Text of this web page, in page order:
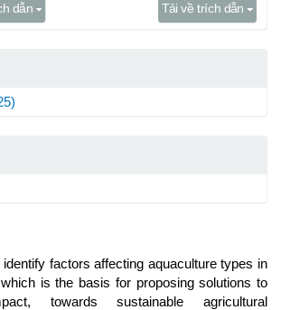
dẫn Tải về trích dẫn
factors affecting aquaculture types in
is the basis for proposing solutions to
towards sustainable agricultural